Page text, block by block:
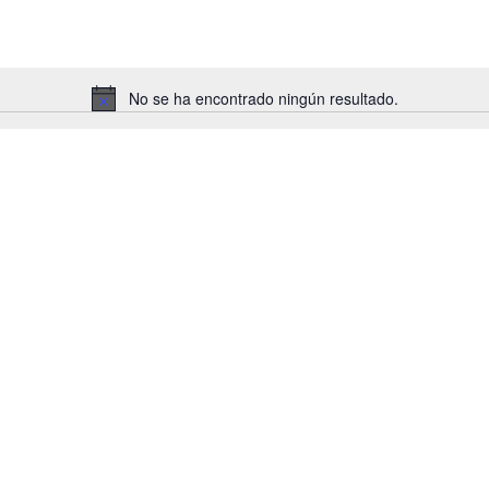
Aviso
No se ha encontrado ningún resultado.